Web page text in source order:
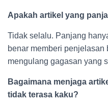
Apakah artikel yang
Tidak selalu. Panjang
benar memberi penjelasan
mengulang gagasan yang
Bagaimana menjaga
tidak terasa kaku?